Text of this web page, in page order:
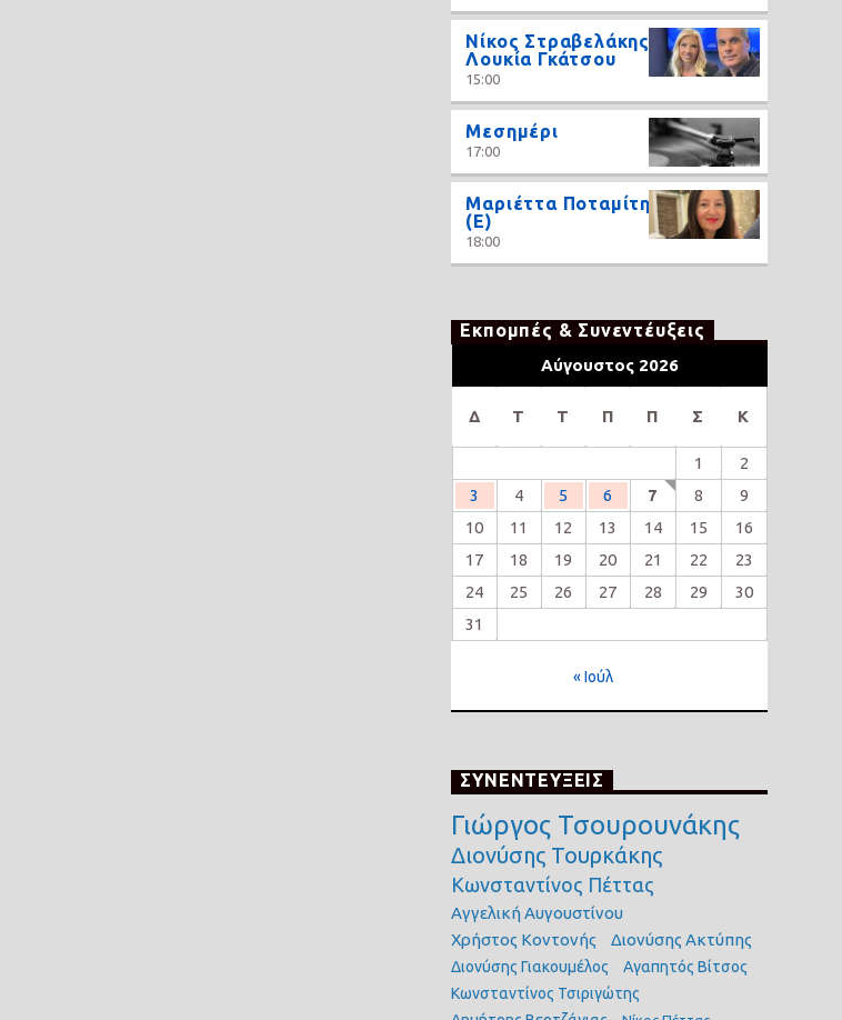
Νίκος Στραβελάκης,
Λουκία Γκάτσου
15:00
Μεσημέρι
17:00
Μαριέττα Ποταμίτη
(Ε)
18:00
Εκπομπές & Συνεντέυξεις
Αύγουστος 2026
Δ Τ Τ Π Π Σ Κ
1
2
3
4 5 6 7 8
9
10
11 12 13 14 15
16
17
18 19 20 21 22
23
24
25 26 27 28 29
30
31
« Ιούλ
ΣΥΝΕΝΤΕΥΞΕΙΣ
Γιώργος Τσουρουνάκης
Διονύσης Τουρκάκης
Κωνσταντίνος Πέττας
Αγγελική Αυγουστίνου
Χρήστος Κοντονής
Διονύσης Ακτύπης
Διονύσης Γιακουμέλος
Αγαπητός Βίτσος
Κωνσταντίνος Τσιριγώτης